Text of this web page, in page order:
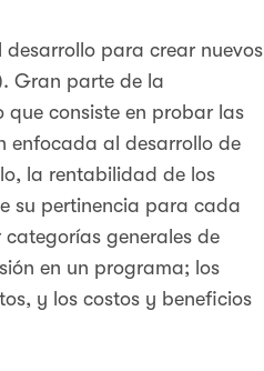
desarrollo para crear nuevos
Gran parte de la
que consiste en probar las
enfocada al desarrollo de
la rentabilidad de los
su pertinencia para cada
generales de
en un programa; los
y los costos y beneficios